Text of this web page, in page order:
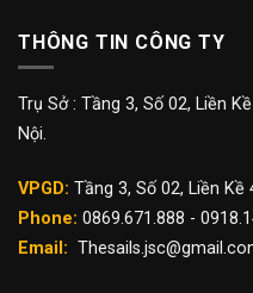
THÔNG TIN CÔNG TY
Trụ Sở : Tầng 3, Số 02, Liền
Nội.
VPGD: Tầng 3, Số 02, Liền
Phone: 0869.671.888 -
Email: